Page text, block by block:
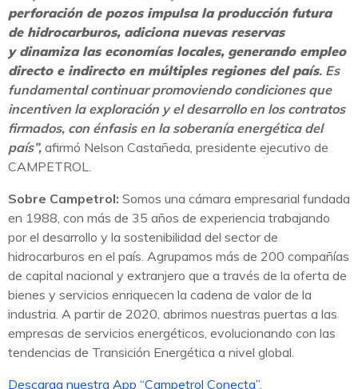
perforación de pozos impulsa la producción futura
de hidrocarburos, adiciona nuevas reservas
y dinamiza las economías locales, generando empleo
directo e indirecto en múltiples regiones del país. Es
fundamental continuar promoviendo condiciones que
incentiven la exploración y el desarrollo en los contratos
firmados, con énfasis en la soberanía energética del
país”, afirmó Nelson Castañeda, presidente ejecutivo de
CAMPETROL.
Sobre Campetrol: Somos una cámara empresarial fundada
en 1988, con más de 35 años de experiencia trabajando
por el desarrollo y la sostenibilidad del sector de
hidrocarburos en el país. Agrupamos más de 200 compañías
de capital nacional y extranjero que a través de la oferta de
bienes y servicios enriquecen la cadena de valor de la
industria. A partir de 2020, abrimos nuestras puertas a las
empresas de servicios energéticos, evolucionando con las
tendencias de Transición Energética a nivel global.
Descarga nuestra App “Campetrol Conecta”.